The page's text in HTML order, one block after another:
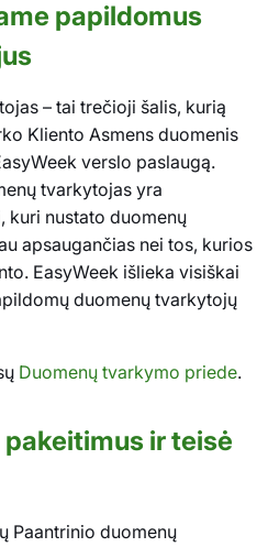
papildomus
– tai trečioji šalis, kurią
Kliento Asmens duomenis
verslo paslaugą.
tvarkytojas yra
kuri nustato duomenų
apsaugančias nei tos, kurios
EasyWeek išlieka visiškai
duomenų tvarkytojų
Duomenų tvarkymo priede.
ir teisė
Paantrinio duomenų